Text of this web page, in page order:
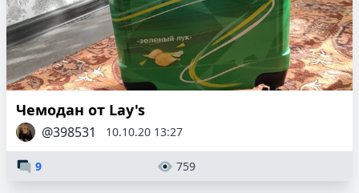
Чемодан от Lay's
@398531 10.10.20 13:27
9 759